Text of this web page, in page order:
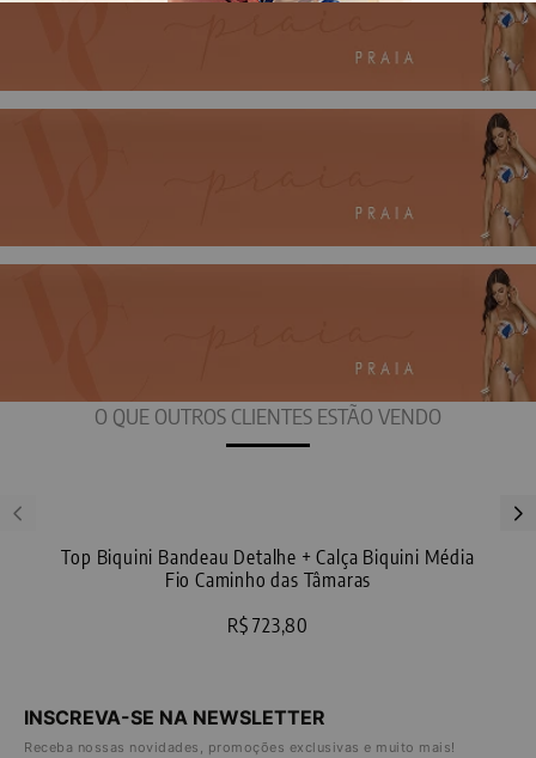
O QUE OUTROS CLIENTES ESTÃO VENDO
Top Biquini Bandeau Detalhe + Calça Biquini Média
Fio Caminho das Tâmaras
R$ 723,80
INSCREVA-SE NA NEWSLETTER
Receba nossas novidades, promoções exclusivas e muito mais!